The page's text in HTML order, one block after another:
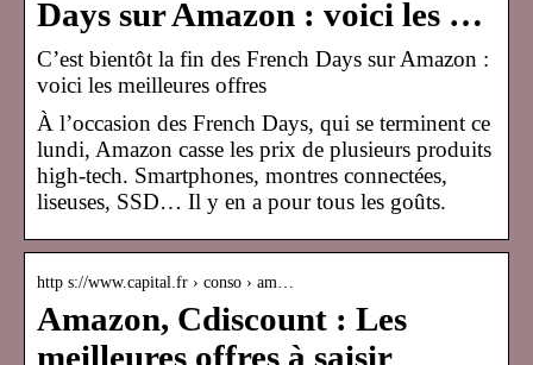
Days sur Amazon : voici les …
C’est bientôt la fin des French Days sur Amazon :
voici les meilleures offres
À l’occasion des French Days, qui se terminent ce
lundi, Amazon casse les prix de plusieurs produits
high-tech. Smartphones, montres connectées,
liseuses, SSD… Il y en a pour tous les goûts.
http s://www.capital.fr › conso › am…
Amazon, Cdiscount : Les
meilleures offres à saisir